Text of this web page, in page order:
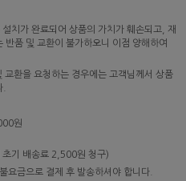
치가 완료되어 상품의 가치가 훼손되고, 재
품 및 교환이 불가하오니 이점 양해하여
환을 요청하는 경우에는 고객님께서 상품
원
초기 배송료 2,500원 청구)
요금으로 결제 후 발송하셔야 합니다.